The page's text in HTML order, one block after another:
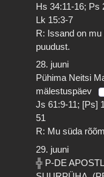
Hs 34:11-16; Ps
Lk 15:3-7
R: Issand on
puudust.
28. juuni
Pühima Neitsi
mälestuspäev
Js 61:9-11; [Ps]
51
R: Mu süda
29. juuni
╬ P-DE